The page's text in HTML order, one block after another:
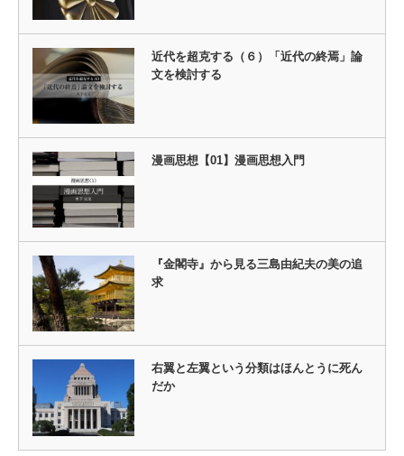
近代を超克する（６）「近代の終焉」論
文を検討する
漫画思想【01】漫画思想入門
『金閣寺』から見る三島由紀夫の美の追
求
右翼と左翼という分類はほんとうに死ん
だか